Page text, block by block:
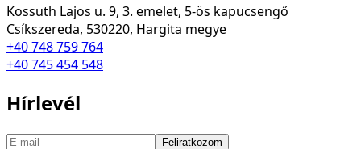
Kossuth Lajos u. 9, 3. emelet, 5-ös kapucsengő
Csíkszereda, 530220, Hargita megye
+40 748 759 764
+40 745 454 548
Hírlevél
Feliratkozom